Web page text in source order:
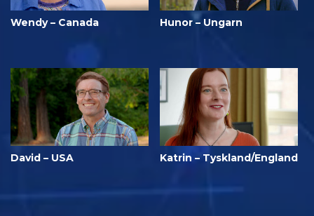
Wendy – Canada Hunor – Ungarn
David – USA Katrin – Tyskland/England